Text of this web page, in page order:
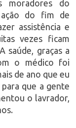
moradores do
ação do fim de
assistência e
vezes ficam
saúde, graças a
o médico foi
de ano que eu
que a gente
o lavrador,